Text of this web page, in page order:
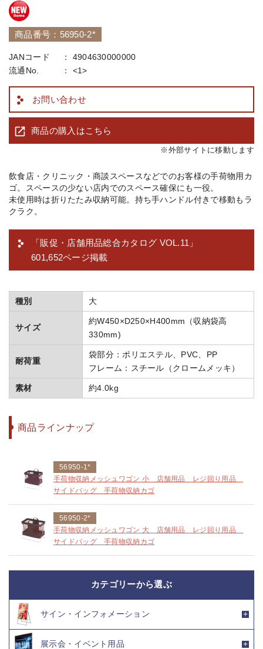
商品番号：56950-2*
JANコード
4904630000000
流通No.
<1>
お問い合わせ
商品の購入はこちら
※外部サイトに移動します
飲食店・クリニック・商談スペースなどでのお客様の手荷物用カ
ゴ。スペースの少ない店内でのスペース確保にも一役。
未使用時は折りたたみ収納可能。持ち手ハンドル付きで移動もラ
クラク。
「販促・店舗用品総合カタログ VOL.11」
601,652ページ掲載
種別 大
サイズ
約W450×D250×H400mm（収納袋高
330mm)
耐荷重
袋部分：ポリエステル、PVC、PP
フレーム：スチール（クロームメッキ）
素材 約4.0kg
商品ラインナップ
56950-1*
手荷物収納メッシュワゴン 小 店舗用品 レジ回り用品
サイドバッグ 手荷物収納カゴ
56950-2*
手荷物収納メッシュワゴン 大 店舗用品 レジ回り用品
サイドバッグ 手荷物収納カゴ
カテゴリーから選ぶ
サイン・インフォメーション
展示会・イベント用品